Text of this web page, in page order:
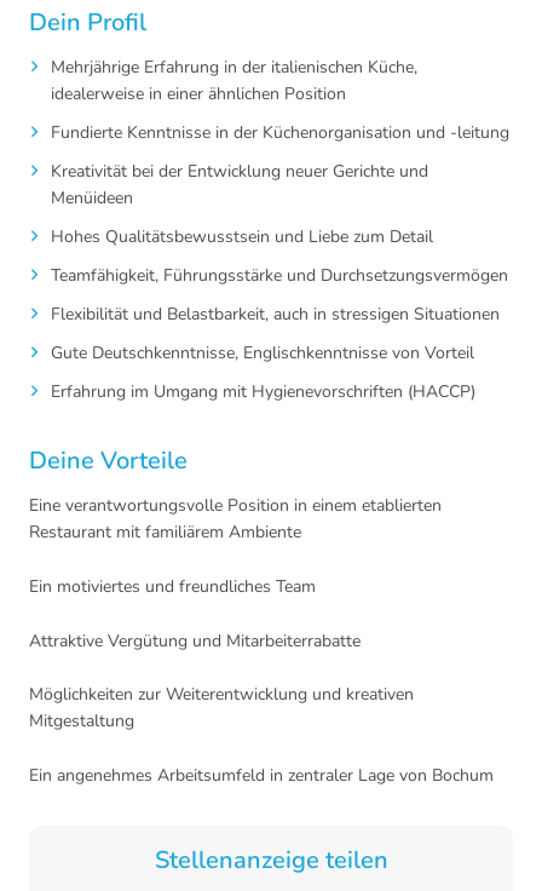
Dein Profil
Mehrjährige Erfahrung in der italienischen Küche,
idealerweise in einer ähnlichen Position
Fundierte Kenntnisse in der Küchenorganisation und -leitung
Kreativität bei der Entwicklung neuer Gerichte und
Menüideen
Hohes Qualitätsbewusstsein und Liebe zum Detail
Teamfähigkeit, Führungsstärke und Durchsetzungsvermögen
Flexibilität und Belastbarkeit, auch in stressigen Situationen
Gute Deutschkenntnisse, Englischkenntnisse von Vorteil
Erfahrung im Umgang mit Hygienevorschriften (HACCP)
Deine Vorteile
Eine verantwortungsvolle Position in einem etablierten
Restaurant mit familiärem Ambiente
Ein motiviertes und freundliches Team
Attraktive Vergütung und Mitarbeiterrabatte
Möglichkeiten zur Weiterentwicklung und kreativen
Mitgestaltung
Ein angenehmes Arbeitsumfeld in zentraler Lage von Bochum
Stellenanzeige teilen